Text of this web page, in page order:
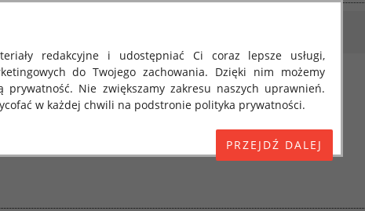
redakcyjne i udostępniać Ci coraz lepsze usługi,
do Twojego zachowania. Dzięki nim możemy
prywatność. Nie zwiększamy zakresu naszych uprawnień.
w każdej chwili na podstronie polityka prywatności.
Parlamentu Europejskiego i Rady (UE) 2016/679 z dnia 27
związku z przetwarzaniem danych osobowych i w sprawie
dyrektywy 95/46/WE (określane jako "RODO", "ORODO",
odbywa się to po dniu 25 maja 2018 roku. Poniżej